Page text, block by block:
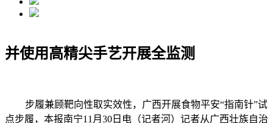
并使用高精尖手艺开展全监测
步履兼顾靶向性取实效性，广西开展食物平安“指南针”试
点步履，本报南宁11月30日电（记者河）记者从广西壮族自治